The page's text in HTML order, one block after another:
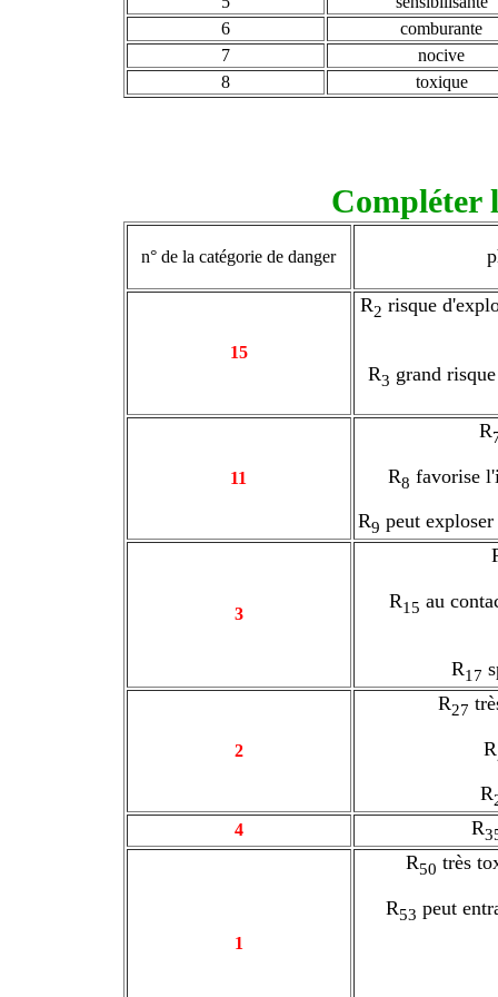
6
comburante
7
nocive
8
toxique
Compléter
n° de la catégorie de danger
15
R2 risque
R3 grand
11
R
R8 favorise
R9 peut
3
R15 au
R17
2
R27
R
R
4 R
1
R50 très
R53 peut